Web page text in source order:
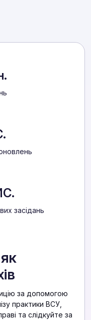
засідань
за допомогою
практики ВСУ,
та слідкуйте за